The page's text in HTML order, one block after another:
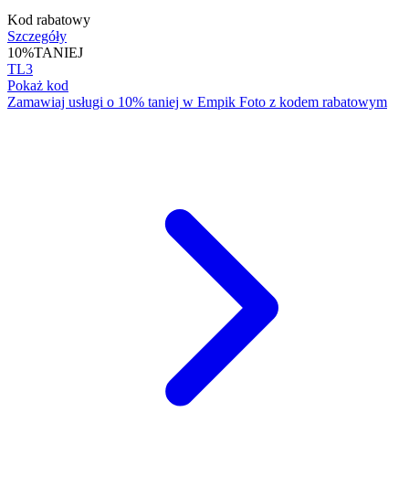
Kod rabatowy
Szczegóły
10%TANIEJ
TL3
Pokaż kod
Zamawiaj usługi o 10% taniej w Empik Foto z kodem rabatowym